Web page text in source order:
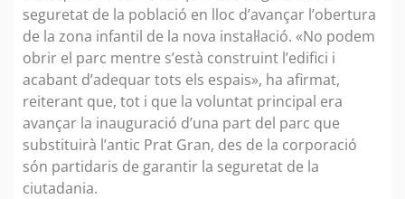
seguretat de la població en lloc d’avançar l’obertura
de la zona infantil de la nova instal·lació. «No podem
obrir el parc mentre s’està construint l’edifici i
acabant d’adequar tots els espais», ha afirmat,
reiterant que, tot i que la voluntat principal era
avançar la inauguració d’una part del parc que
substituirà l’antic Prat Gran, des de la corporació
són partidaris de garantir la seguretat de la
ciutadania.